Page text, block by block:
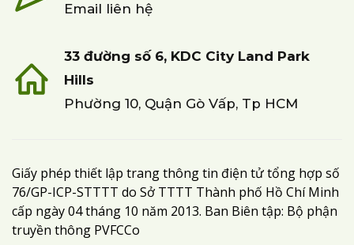
Email liên hệ
33 đường số 6, KDC City Land Park
Hills
Phường 10, Quận Gò Vấp, Tp HCM
Giấy phép thiết lập trang thông tin điện tử tổng hợp số
76/GP-ICP-STTTT do Sở TTTT Thành phố Hồ Chí Minh
cấp ngày 04 tháng 10 năm 2013. Ban Biên tập: Bộ phận
truyền thông PVFCCo